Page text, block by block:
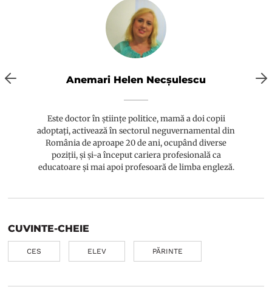
Anemari Helen Necșulescu
Este doctor în științe politice, mamă a doi copii
adoptați, activează în sectorul neguvernamental din
România de aproape 20 de ani, ocupând diverse
poziții, și și-a început cariera profesională ca
educatoare și mai apoi profesoară de limba engleză.
CUVINTE-CHEIE
CES ELEV PĂRINTE